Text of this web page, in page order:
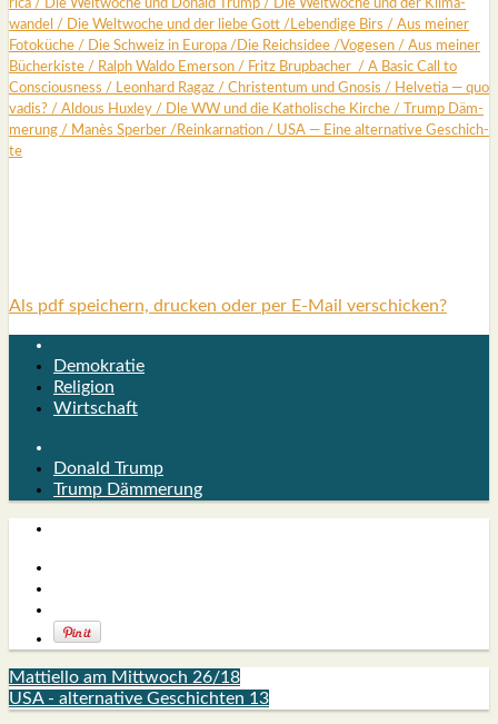
rica / Die Welt­wo­che und Donald Trump / Die Welt­wo­che und der Kli­ma­
wan­del / Die Welt­wo­che und der lie­be Gott /Leben­di­ge Birs / Aus mei­ner
Foto­kü­che / Die Schweiz in Euro­pa /Die Reichs­idee /Voge­sen / Aus mei­ner
Bücher­kis­te / Ralph Wal­do Emer­son / Fritz Brup­ba­cher / A Basic Call to
Con­scious­ness / Leon­hard Ragaz / Chris­ten­tum und Gno­sis / Hel­ve­tia — quo
vadis? / Aldous Hux­ley / Dle WW und die Katho­li­sche Kir­che / Trump Däm­
me­rung / Manès Sper­ber /Reinkar­na­ti­on / USA — Eine alter­na­ti­ve Geschich­
te
Als pdf speichern, drucken oder per E-Mail verschicken?
Demokratie
Religion
Wirtschaft
Donald Trump
Trump Dämmerung
Mattiello am Mittwoch 26/18
USA - alternative Geschichten 13